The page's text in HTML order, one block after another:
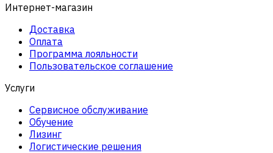
Интернет-магазин
Доставка
Оплата
Программа лояльности
Пользовательское соглашение
Услуги
Сервисное обслуживание
Обучение
Лизинг
Логистические решения